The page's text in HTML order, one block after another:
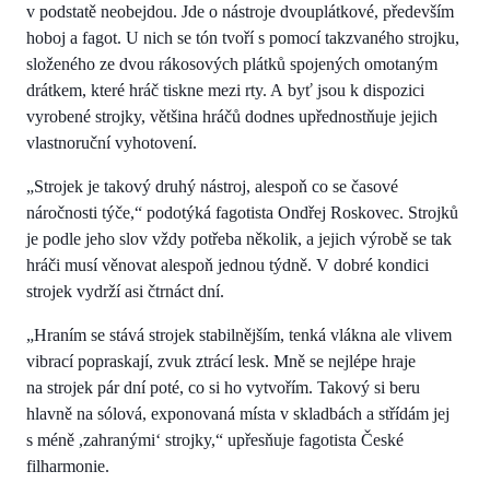
v podstatě neobejdou. Jde o nástroje dvouplátkové, především
hoboj a fagot. U nich se tón tvoří s pomocí takzvaného strojku,
složeného ze dvou rákosových plátků spojených omotaným
drátkem, které hráč tiskne mezi rty. A byť jsou k dispozici
vyrobené strojky, většina hráčů dodnes upřednostňuje jejich
vlastnoruční vyhotovení.
„Strojek je takový druhý nástroj, alespoň co se časové
náročnosti týče,“ podotýká fagotista Ondřej Roskovec. Strojků
je podle jeho slov vždy potřeba několik, a jejich výrobě se tak
hráči musí věnovat alespoň jednou týdně. V dobré kondici
strojek vydrží asi čtrnáct dní.
„Hraním se stává strojek stabilnějším, tenká vlákna ale vlivem
vibrací popraskají, zvuk ztrácí lesk. Mně se nejlépe hraje
na strojek pár dní poté, co si ho vytvořím. Takový si beru
hlavně na sólová, exponovaná místa v skladbách a střídám jej
s méně ,zahranými‘ strojky,“ upřesňuje fagotista České
filharmonie.